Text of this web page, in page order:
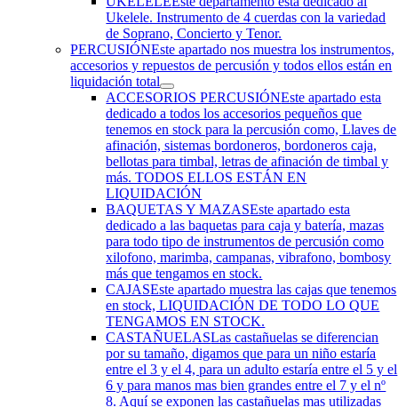
Ukelele. Instrumento de 4 cuerdas con la variedad
de Soprano, Concierto y Tenor.
PERCUSIÓNEste apartado nos muestra los instrumentos,
accesorios y repuestos de percusión y todos ellos están en
liquidación total
ACCESORIOS PERCUSIÓNEste apartado esta
dedicado a todos los accesorios pequeños que
tenemos en stock para la percusión como, Llaves de
afinación, sistemas bordoneros, bordoneros caja,
bellotas para timbal, letras de afinación de timbal y
más. TODOS ELLOS ESTÁN EN
LIQUIDACIÓN
BAQUETAS Y MAZASEste apartado esta
dedicado a las baquetas para caja y batería, mazas
para todo tipo de instrumentos de percusión como
xilofono, marimba, campanas, vibrafono, bombosy
más que tengamos en stock.
CAJASEste apartado muestra las cajas que tenemos
en stock, LIQUIDACIÓN DE TODO LO QUE
TENGAMOS EN STOCK.
CASTAÑUELASLas castañuelas se diferencian
por su tamaño, digamos que para un niño estaría
entre el 3 y el 4, para un adulto estaría entre el 5 y el
6 y para manos mas bien grandes entre el 7 y el nº
8. Aquí se exponen las castañuelas mas utilizadas